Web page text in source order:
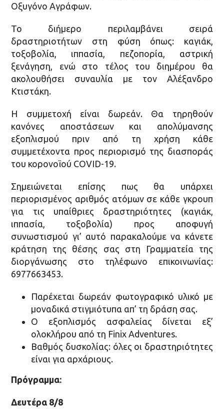
Οξυγόνο Αγράφων.
Το διήμερο περιλαμβάνει σειρά
δραστηριοτήτων στη φύση όπως: καγιάκ,
τοξοβολία, ιππασία, πεζοπορία, αστρική
ξενάγηση, ενώ στο τέλος του διημέρου θα
ακολουθήσει συναυλία με τον Αλέξανδρο
Κτιστάκη.
Η συμμετοχή είναι δωρεάν. Θα τηρηθούν
κανόνες αποστάσεων και απολύμανσης
εξοπλισμού πριν από τη χρήση κάθε
συμμετέχοντα προς περιορισμό της διασποράς
του κορονοϊού COVID-19.
Σημειώνεται επίσης πως θα υπάρχει
περιορισμένος αριθμός ατόμων σε κάθε γκρουπ
για τις υπαίθριες δραστηριότητες (καγιάκ,
ιππασία, τοξοβολία) προς αποφυγή
συνωστισμού γι’ αυτό παρακαλούμε να κάνετε
κράτηση της θέσης σας στη Γραμματεία της
διοργάνωσης στο τηλέφωνο επικοινωνίας:
6977663453.
Παρέχεται δωρεάν φωτογραφικό υλικό με
μοναδικά στιγμιότυπα απ’ τη δράση σας.
Ο εξοπλισμός ασφαλείας δίνεται εξ’
ολοκλήρου από τη Finix Adventures.
Βαθμός δυσκολίας: όλες οι δραστηριότητες
είναι για αρχάριους.
Πρόγραμμα:
Δευτέρα 8/8